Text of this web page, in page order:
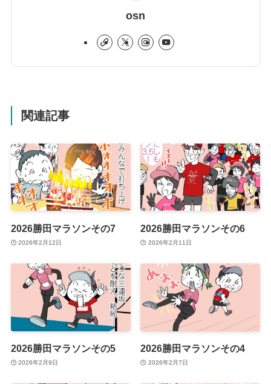
osn
関連記事
2026勝田マラソンその7
2026年2月12日
2026勝田マラソンその6
2026年2月11日
2026勝田マラソンその5
2026年2月9日
2026勝田マラソンその4
2026年2月7日